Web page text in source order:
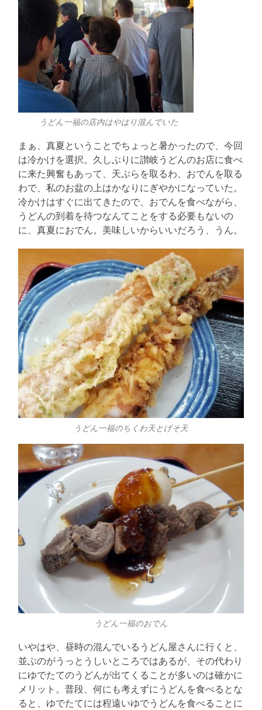
うどん一福の店内はやはり混んでいた
まぁ、真夏ということでちょっと暑かったので、今回
は冷かけを選択。久しぶりに讃岐うどんのお店に食べ
に来た興奮もあって、天ぷらを取るわ、おでんを取る
わで、私のお盆の上はかなりにぎやかになっていた。
冷かけはすぐに出てきたので、おでんを食べながら、
うどんの到着を待つなんてことをする必要もないの
に、真夏におでん。美味しいからいいだろう、うん。
うどん一福のちくわ天とげそ天
うどん一福のおでん
いやはや、昼時の混んでいるうどん屋さんに行くと、
並ぶのがうっとうしいところではあるが、その代わり
にゆでたてのうどんが出てくることが多いのは確かに
メリット。普段、何にも考えずにうどんを食べるとな
ると、ゆでたてには程遠いゆでうどんを食べることに